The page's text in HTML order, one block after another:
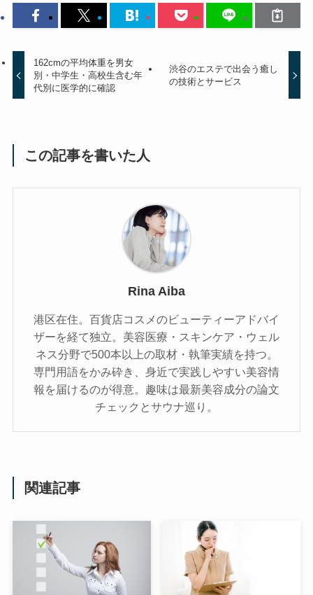
162cmの平均体重を男女
別・中学生・高校生含む年
代別に医学的に確認
渋谷のエステで出会う癒し
の技術とサービス
この記事を書いた人
Rina Aiba
港区在住。百貨店コスメのビューティーアドバイ
ザーを経て独立。美容医療・スキンケア・ウェル
ネス分野で500本以上の取材・執筆実績を持つ。
専門用語をかみ砕き、⾝近で実践しやすい美容情
報を届けるのが得意。趣味は最新美容成分の論文
チェックとサウナ巡り。
関連記事